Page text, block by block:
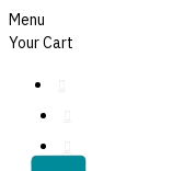
Menu
Your Cart